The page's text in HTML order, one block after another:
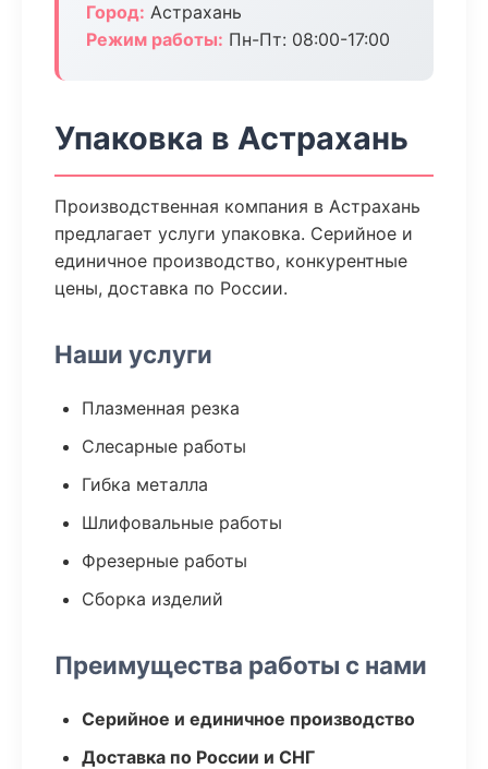
Город: Астрахань
Режим работы: Пн-Пт: 08:00-17:00
Упаковка в Астрахань
Производственная компания в Астрахань
предлагает услуги упаковка. Серийное и
единичное производство, конкурентные
цены, доставка по России.
Наши услуги
Плазменная резка
Слесарные работы
Гибка металла
Шлифовальные работы
Фрезерные работы
Сборка изделий
Преимущества работы с нами
Серийное и единичное производство
Доставка по России и СНГ